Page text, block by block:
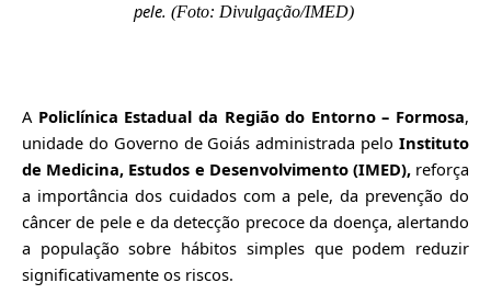
pele. (Foto: Divulgação/IMED)
A Policlínica Estadual da Região do Entorno – Formosa,
unidade do Governo de Goiásadministrada peloInstituto
de Medicina, Estudos e Desenvolvimento (IMED),reforça
a importância dos cuidados com a pele, da prevenção do
câncer de pele e da detecção precoce da doença, alertando
a população sobre hábitos simples que podem reduzir
significativamente os riscos.